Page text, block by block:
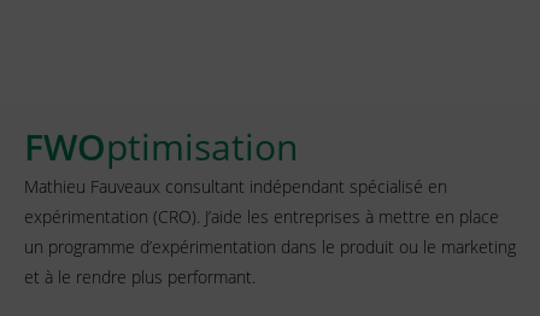
FWOptimisation
Mathieu Fauveaux consultant indépendant spécialisé en
expérimentation (CRO). J’aide les entreprises à mettre en place
un programme d’expérimentation dans le produit ou le marketing
et à le rendre plus performant.